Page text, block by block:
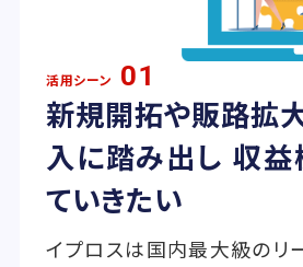
活用シーン 01
新規開拓や販路拡
入に踏み出し 収
ていきたい
イプロスは国内最大級のリ